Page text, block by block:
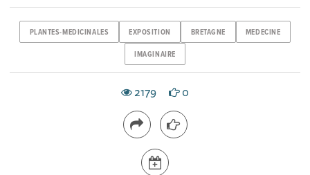
PLANTES-MEDICINALES EXPOSITION BRETAGNE MEDECINE
IMAGINAIRE
2179 0